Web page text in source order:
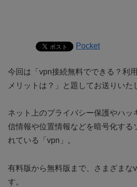
Pocket
今回は「vpn接続無料でできる？利
メリットは？」と題してお送りいた
ネット上のプライバシー保護やハッ
信情報や位置情報などを暗号化する
れている「vpn」。
有料版から無料版まで、さまざまな
す。